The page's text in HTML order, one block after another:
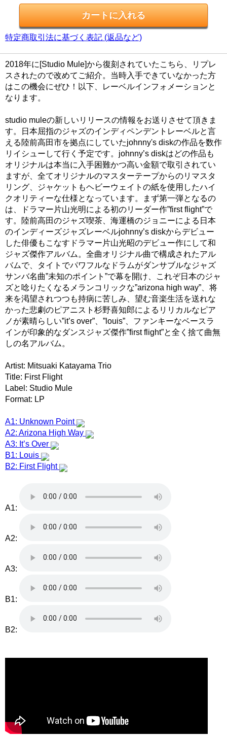
特定商取引法に基づく表記 (返品など)
2018年に[Studio Mule]から復刻されていたこちら、リプレ
スされたので改めてご紹介。当時入手できていなかった方
はこの機会にぜひ！以下、レーベルインフォメーションと
なります。
studio muleの新しいリリースの情報をお送りさせて頂きま
す。日本屈指のジャズのインディペンデントレーベルと言
える陸前高田市を拠点にしていたjohnny's diskの作品を数作
リイシューして行く予定です。johnny’s diskはどの作品も
オリジナルは本当に入手困難かつ高い金額で取引されてい
ますが、全てオリジナルのマスターテープからのリマスタ
リング、ジャケットもヘビーウェイトの紙を使用したハイ
クオリティーな仕様となっています。まず第一弾となるの
は、ドラマー片山光明による初のリーダー作”first flight”で
す。陸前高田のジャズ喫茶、海運橋のジョニーによる日本
のインディーズジャズレーベルjohnny’s diskからデビュー
した俳優もこなすドラマー片山光昭のデビュー作にして和
ジャズ傑作アルバム。全曲オリジナル曲で構成されたアル
バムで、タイトでパワフルなドラムがダンサブルなジャズ
サンバ名曲”未知のポイント”で幕を開け、これぞ日本のジャ
ズと唸りたくなるメランコリックな”arizona high way”、将
来を渇望されつつも持病に苦しみ、望む音楽生活を送れな
かった悲劇のピアニスト杉野喜知郎によるリリカルなピア
ノが素晴らしい”it’s over”、”louis”、ファンキーなベースラ
インが印象的なダンスジャズ傑作”first flight”と全く捨て曲無
しの名アルバム。
Artist: Mitsuaki Katayama Trio
Title: First Flight
Label: Studio Mule
Format: LP
A1: Unknown Point
A2: Arizona High Way
A3: It’s Over
B1: Louis
B2: First Flight
A1:
A2:
A3:
B1:
B2: